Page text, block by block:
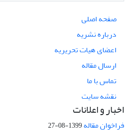
صفحه اصلی
درباره نشریه
اعضای هیات تحریریه
ارسال مقاله
تماس با ما
نقشه سایت
اخبار و اعلانات
فراخوان مقاله1399-08-27